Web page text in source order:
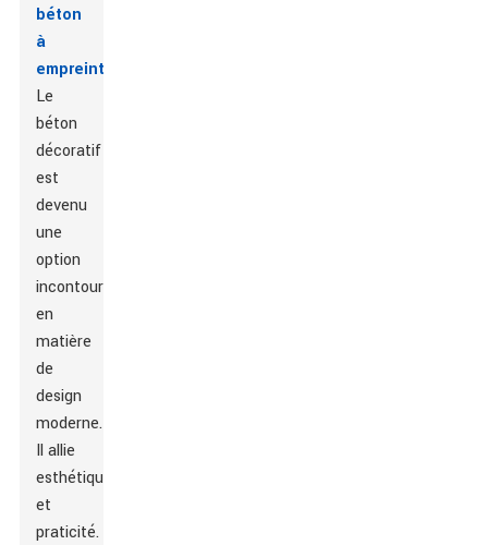
béton
à
empreinte
Le
béton
décoratif
est
devenu
une
option
incontournable
en
matière
de
design
moderne.
Il allie
esthétique
et
praticité.